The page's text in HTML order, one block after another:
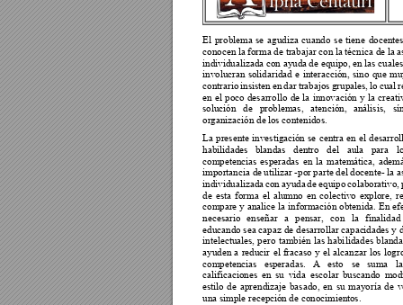
El problema se agudiza cuando se tiene
conocen la forma de trabajar con la técnica de la
individualizada con ayuda de equipo, en las
involucran solidaridad e interacción, sino que
contrario insisten en dar trabajos grupales, lo cual
en el poco desarrollo de la innovación y la
solución de problemas, atención, análisis,
organización de los contenidos.
La presente investigación se centra en el
habilidades blandas dentro del aula para
competencias esperadas en la matemática,
importancia de utilizar -por parte del docente- la a
individualizada con ayuda de equipo colaborativo,
de esta forma el alumno en colectivo explore,
compare y analice la información obtenida. En
necesario enseñar a pensar, con la finalidad
educando sea capaz de desarrollar capacidades y
intelectuales, pero también las habilidades
ayuden a reducir el fracaso y el alcanzar los l
competencias esperadas. A esto se suma
calificaciones en su vida escolar buscando
estilo de aprendizaje basado, en su mayoría de
una simple recepción de conocimientos.